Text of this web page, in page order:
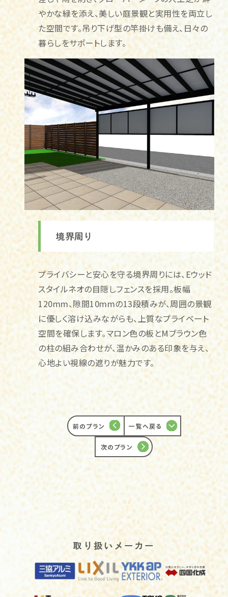
やかな緑を添え、美しい庭景観と実用性を両立し
た空間です。吊り下げ型の竿掛けも備え、日々の
暮らしをサポートします。
境界周り
プライバシーと安心を守る境界周りには、Eウッド
スタイルネオの目隠しフェンスを採用。板幅
120mm、隙間10mmの13段積みが、周囲の景観
に優しく溶け込みながらも、上質なプライベート
空間を確保します。マロン色の板とMブラウン色
の柱の組み合わせが、温かみのある印象を与え、
心地よい視線の遮りが魅力です。
前のプラン 一覧へ戻る
次のプラン
取り扱いメーカー